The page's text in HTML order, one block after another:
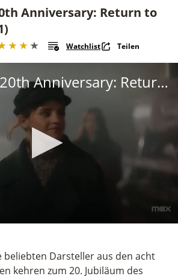
Anniversary: Return to
Watchlist Teilen
Harry Potter 20th Anniversary: Return to Hogwarts Trailer
beliebten Darsteller aus den acht
kehren zum 20. Jubiläum des